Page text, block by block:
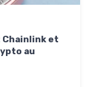
Chainlink et
au